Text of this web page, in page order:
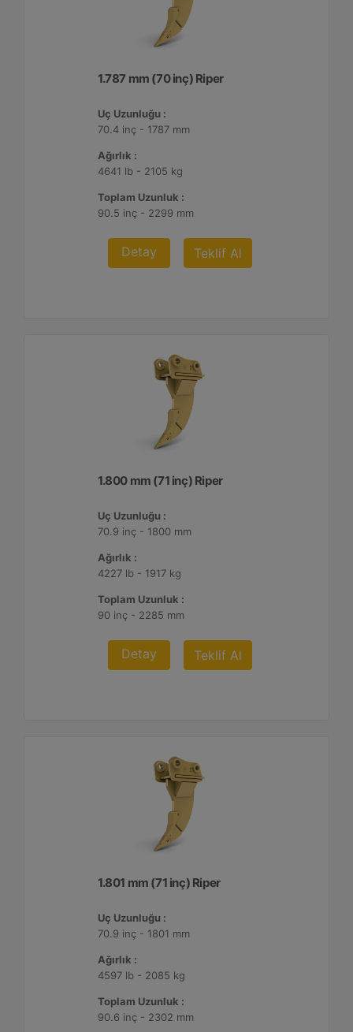
1.787 mm (70 inç) Riper
Uç Uzunluğu :
70.4 inç - 1787 mm
Ağırlık :
4641 lb - 2105 kg
Toplam Uzunluk :
90.5 inç - 2299 mm
Detay Teklif Al
1.800 mm (71 inç) Riper
Uç Uzunluğu :
70.9 inç - 1800 mm
Ağırlık :
4227 lb - 1917 kg
Toplam Uzunluk :
90 inç - 2285 mm
Detay Teklif Al
1.801 mm (71 inç) Riper
Uç Uzunluğu :
70.9 inç - 1801 mm
Ağırlık :
4597 lb - 2085 kg
Toplam Uzunluk :
90.6 inç - 2302 mm